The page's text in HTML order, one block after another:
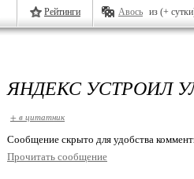
Рейтинги Авось из (+
ЯНДЕКС УСТРОИЛ
+ в цитатник
Cообщение скрыто для удобства
Прочитать сообщение